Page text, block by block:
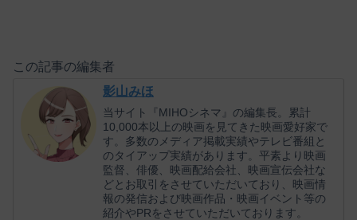
この記事の編集者
影山みほ
当サイト『MIHOシネマ』の編集長。累計
10,000本以上の映画を見てきた映画愛好家で
す。多数のメディア掲載実績やテレビ番組と
のタイアップ実績があります。平素より映画
監督、俳優、映画配給会社、映画宣伝会社な
どとお取引をさせていただいており、映画情
報の発信および映画作品・映画イベント等の
紹介やPRをさせていただいております。